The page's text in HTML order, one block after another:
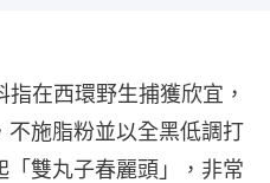
在西環野生捕獲欣宜，
不施脂粉並以全黑低調打
雙丸子春麗頭」，非常